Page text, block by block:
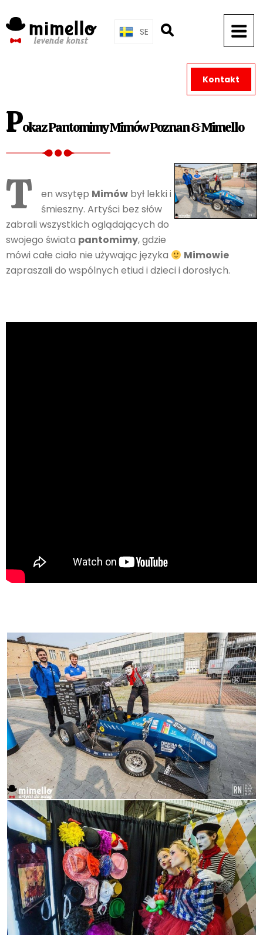
to
content
SE
Pokaz Pantomimy Mimów Poznan & Mimello
T en wsytęp Mimów był lekki i
śmieszny. Artyści bez słów
zabrali wszystkich oglądających do
swojego świata pantomimy, gdzie
mówi całe ciało nie używając języka
Mimowie
zapraszali do wspólnych etiud i dzieci i dorosłych.
Kontakt